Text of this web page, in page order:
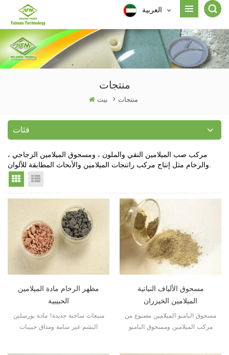
العربية
منتجات
بيت > منتجات
فئات
مركب صب الميلامين النقي والملون ، ومسحوق الميلامين الزجاجي ،
Grid View
مظهر الرخام مادة الميلامين
الحبيبية
مبيعات ساخنة جديدة! مادة بورسلين
اليشم غير سامة ومذاق حبيبات
مسحوق الألياف النباتية
الميلامين الخيزران
مسحوق البامبو الميلامين مصنوع من
مركب الميلامين ومسحوق البامبو